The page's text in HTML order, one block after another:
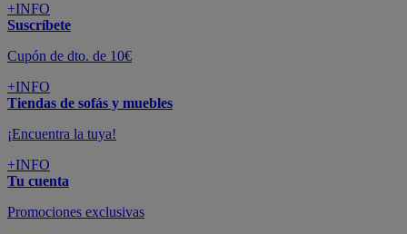
+INFO
Suscríbete
Cupón de dto. de 10€
+INFO
Tiendas de sofás y muebles
¡Encuentra la tuya!
+INFO
Tu cuenta
Promociones exclusivas